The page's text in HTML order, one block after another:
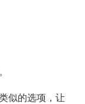
似的选项，让